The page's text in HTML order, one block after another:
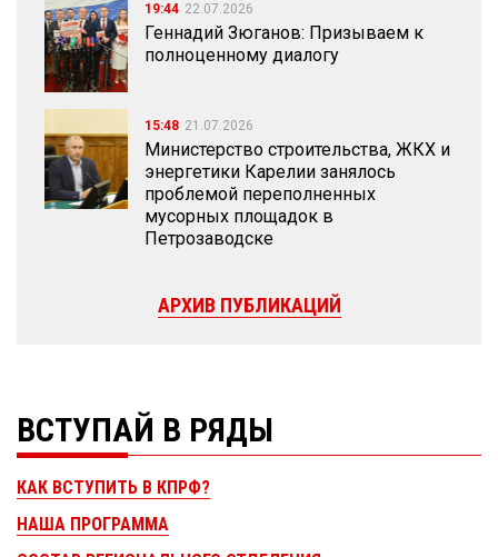
19:44 22.07.2026
Геннадий Зюганов: Призываем к
полноценному диалогу
15:48 21.07.2026
Министерство строительства, ЖКХ и
энергетики Карелии занялось
проблемой переполненных
мусорных площадок в
Петрозаводске
АРХИВ ПУБЛИКАЦИЙ
ВСТУПАЙ В РЯДЫ
КАК ВСТУПИТЬ В КПРФ?
НАША ПРОГРАММА